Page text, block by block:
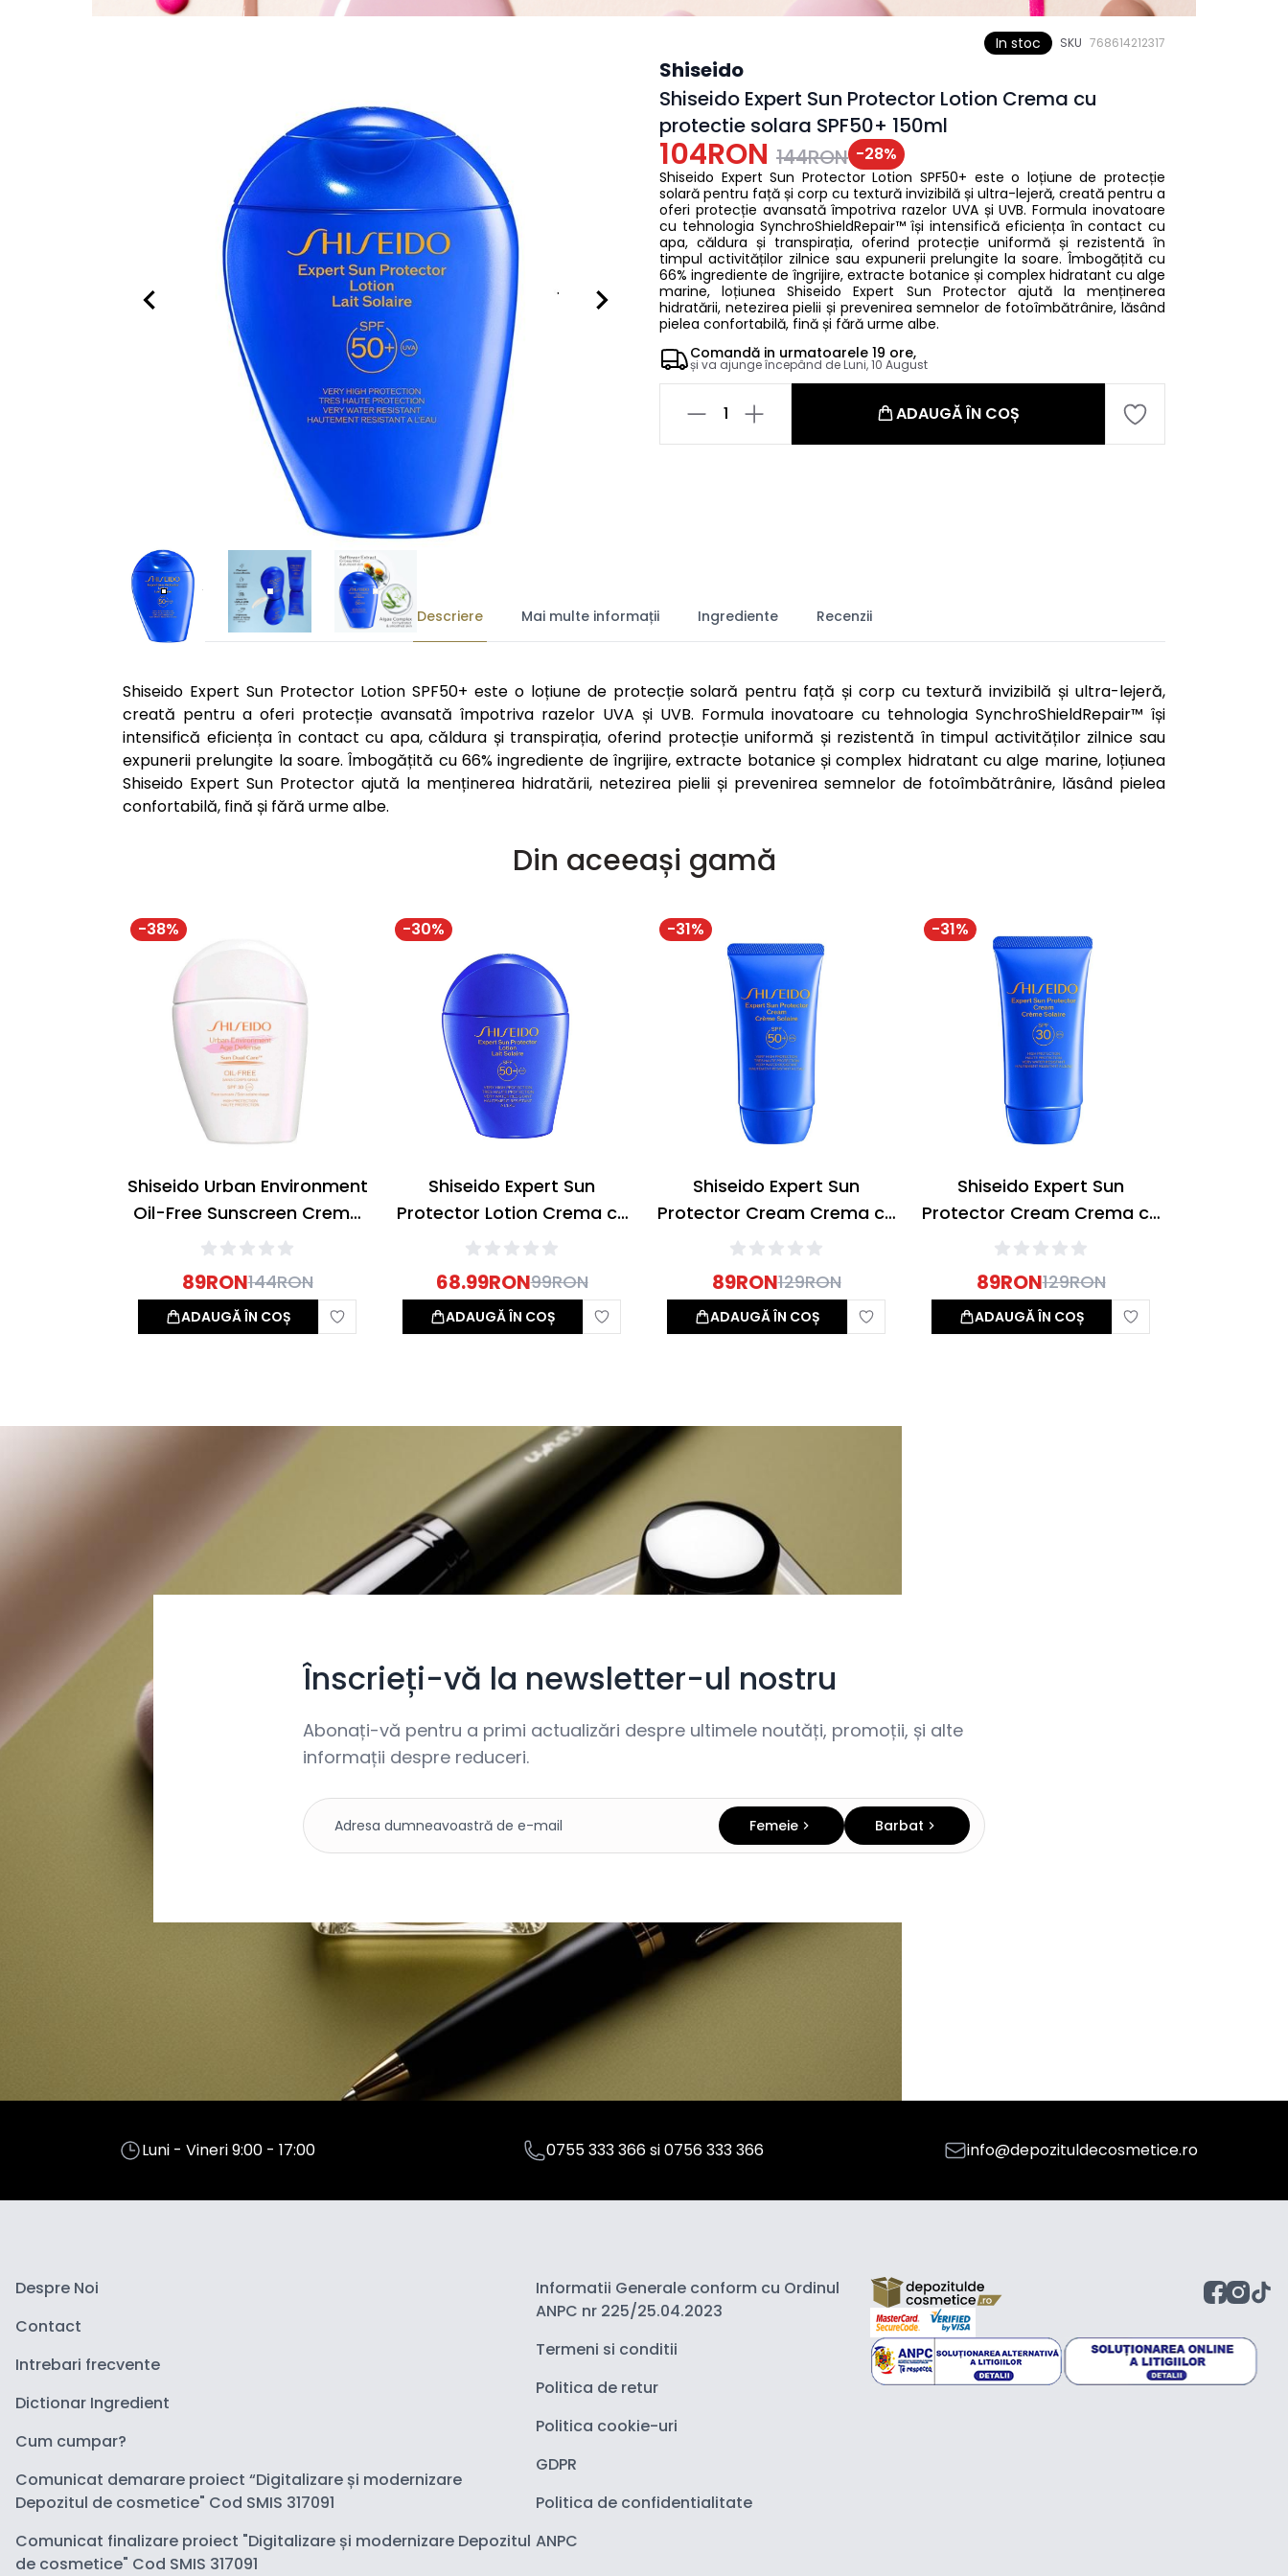
In stoc SKU 768614212317
Shiseido
Shiseido Expert Sun Protector Lotion Crema cu
protectie solara SPF50+ 150ml
104RON 144RON -28%
Shiseido Expert Sun Protector Lotion SPF50+ este o loțiune de protecție
solară pentru față și corp cu textură invizibilă și ultra-lejeră, creată pentru a
oferi protecție avansată împotriva razelor UVA și UVB. Formula inovatoare
cu tehnologia SynchroShieldRepair™ își intensifică eficiența în contact cu
apa, căldura și transpirația, oferind protecție uniformă și rezistentă în
timpul activităților zilnice sau expunerii prelungite la soare. Îmbogățită cu
66% ingrediente de îngrijire, extracte botanice și complex hidratant cu alge
marine, loțiunea Shiseido Expert Sun Protector ajută la menținerea
hidratării, netezirea pielii și prevenirea semnelor de fotoîmbătrânire, lăsând
pielea confortabilă, fină și fără urme albe.
Comandă in urmatoarele 19 ore,
și va ajunge începând deLuni, 10 August
1 ADAUGĂ ÎN COȘ
Descriere Mai multe informații Ingrediente Recenzii
Shiseido Expert Sun Protector Lotion SPF50+ este o loțiune de protecție solară pentru față și corp cu textură invizibilă și ultra-lejeră,
creată pentru a oferi protecție avansată împotriva razelor UVA și UVB. Formula inovatoare cu tehnologia SynchroShieldRepair™ își
intensifică eficiența în contact cu apa, căldura și transpirația, oferind protecție uniformă și rezistentă în timpul activităților zilnice sau
expunerii prelungite la soare. Îmbogățită cu 66% ingrediente de îngrijire, extracte botanice și complex hidratant cu alge marine, loțiunea
Shiseido Expert Sun Protector ajută la menținerea hidratării, netezirea pielii și prevenirea semnelor de fotoîmbătrânire, lăsând pielea
confortabilă, fină și fără urme albe.
Din aceeași gamă
-38%
Shiseido Urban Environment
Oil-Free Sunscreen Crema
cu protectie solara SPF30
89RON144RON
ADAUGĂ ÎN COȘ
-30%
Shiseido Expert Sun
Protector Lotion Crema cu
protectie solara SPF50+
68.99RON99RON
ADAUGĂ ÎN COȘ
-31%
Shiseido Expert Sun
Protector Cream Crema cu
protectie solara SPF50+
89RON129RON
ADAUGĂ ÎN COȘ
-31%
Shiseido Expert Sun
Protector Cream Crema cu
protectie solara SPF30 50ml
89RON129RON
ADAUGĂ ÎN COȘ
Înscrieți-vă la newsletter-ul nostru
Abonați-vă pentru a primi actualizări despre ultimele noutăți, promoții, și alte
informații despre reduceri.
Femeie Barbat
Luni - Vineri 9:00 - 17:00 0755 333 366si0756 333 366 info@depozituldecosmetice.ro
Despre Noi
Contact
Intrebari frecvente
Dictionar Ingredient
Cum cumpar?
Comunicat demarare proiect “Digitalizare și modernizare
Depozitul de cosmetice" Cod SMIS 317091
Comunicat finalizare proiect "Digitalizare și modernizare Depozitul
de cosmetice" Cod SMIS 317091
Informatii Generale conform cu Ordinul
ANPC nr 225/25.04.2023
Termeni si conditii
Politica de retur
Politica cookie-uri
GDPR
Politica de confidentialitate
ANPC